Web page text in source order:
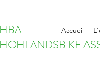
HBA
HOHLANDSBIKE
Accueil